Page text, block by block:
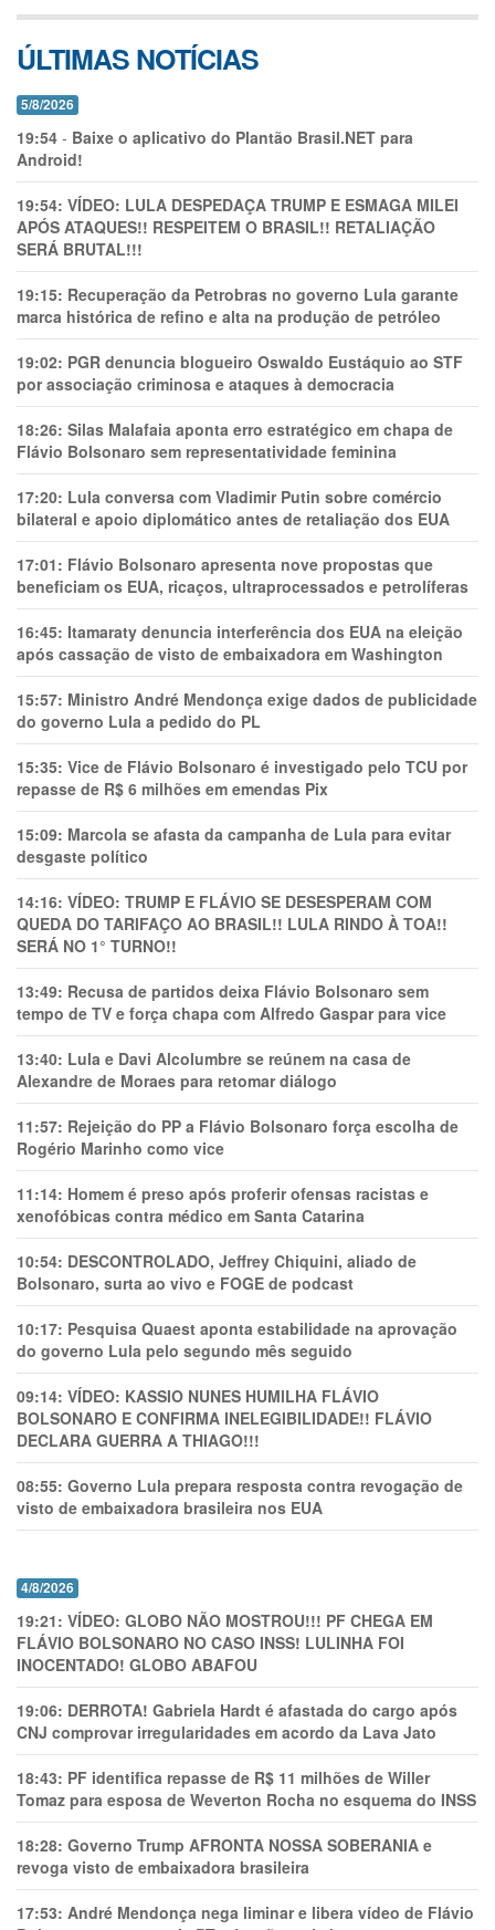
ÚLTIMAS NOTÍCIAS
5/8/2026
19:54 - Baixe o aplicativo do Plantão Brasil.NET para
Android!
19:54: VÍDEO: LULA DESPEDAÇA TRUMP E ESMAGA MILEI
APÓS ATAQUES!! RESPEITEM O BRASIL!! RETALIAÇÃO
SERÁ BRUTAL!!!
19:15: Recuperação da Petrobras no governo Lula garante
marca histórica de refino e alta na produção de petróleo
19:02: PGR denuncia blogueiro Oswaldo Eustáquio ao STF
por associação criminosa e ataques à democracia
18:26: Silas Malafaia aponta erro estratégico em chapa de
Flávio Bolsonaro sem representatividade feminina
17:20: Lula conversa com Vladimir Putin sobre comércio
bilateral e apoio diplomático antes de retaliação dos EUA
17:01: Flávio Bolsonaro apresenta nove propostas que
beneficiam os EUA, ricaços, ultraprocessados e petrolíferas
16:45: Itamaraty denuncia interferência dos EUA na eleição
após cassação de visto de embaixadora em Washington
15:57: Ministro André Mendonça exige dados de publicidade
do governo Lula a pedido do PL
15:35: Vice de Flávio Bolsonaro é investigado pelo TCU por
repasse de R$ 6 milhões em emendas Pix
15:09: Marcola se afasta da campanha de Lula para evitar
desgaste político
14:16: VÍDEO: TRUMP E FLÁVIO SE DESESPERAM COM
QUEDA DO TARIFAÇO AO BRASIL!! LULA RINDO À TOA!!
SERÁ NO 1° TURNO!!
13:49: Recusa de partidos deixa Flávio Bolsonaro sem
tempo de TV e força chapa com Alfredo Gaspar para vice
13:40: Lula e Davi Alcolumbre se reúnem na casa de
Alexandre de Moraes para retomar diálogo
11:57: Rejeição do PP a Flávio Bolsonaro força escolha de
Rogério Marinho como vice
11:14: Homem é preso após proferir ofensas racistas e
xenofóbicas contra médico em Santa Catarina
10:54: DESCONTROLADO, Jeffrey Chiquini, aliado de
Bolsonaro, surta ao vivo e FOGE de podcast
10:17: Pesquisa Quaest aponta estabilidade na aprovação
do governo Lula pelo segundo mês seguido
09:14: VÍDEO: KASSIO NUNES HUMlLHA FLÁVIO
BOLSONARO E CONFIRMA INELEGIBILIDADE!! FLÁVIO
DECLARA GUERRA A THIAGO!!!
08:55: Governo Lula prepara resposta contra revogação de
visto de embaixadora brasileira nos EUA
4/8/2026
19:21: VÍDEO: GLOBO NÃO MOSTROU!!! PF CHEGA EM
FLÁVIO BOLSONARO NO CASO INSS! LULINHA FOI
INOCENTADO! GLOBO ABAFOU
19:06: DERROTA! Gabriela Hardt é afastada do cargo após
CNJ comprovar irregularidades em acordo da Lava Jato
18:43: PF identifica repasse de R$ 11 milhões de Willer
Tomaz para esposa de Weverton Rocha no esquema do INSS
18:28: Governo Trump AFRONTA NOSSA SOBERANIA e
revoga visto de embaixadora brasileira
17:53: André Mendonça nega liminar e libera vídeo de Flávio